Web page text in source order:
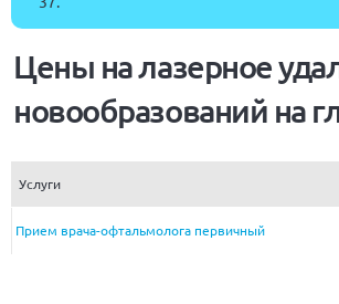
Цены на лазерное
новообразований на
Услуги
Прием врача-офтальмолога первичный